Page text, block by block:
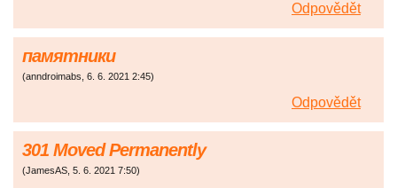
Odpovědět
памятники
(anndroimabs, 6. 6. 2021 2:45)
Odpovědět
301 Moved Permanently
(JamesAS, 5. 6. 2021 7:50)